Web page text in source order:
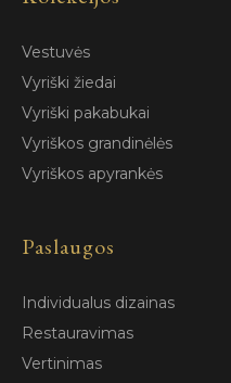
Vestuvės
Vyriški žiedai
Vyriški pakabukai
Vyriškos grandinėlės
Vyriškos apyrankės
Paslaugos
Individualus dizainas
Restauravimas
Vertinimas